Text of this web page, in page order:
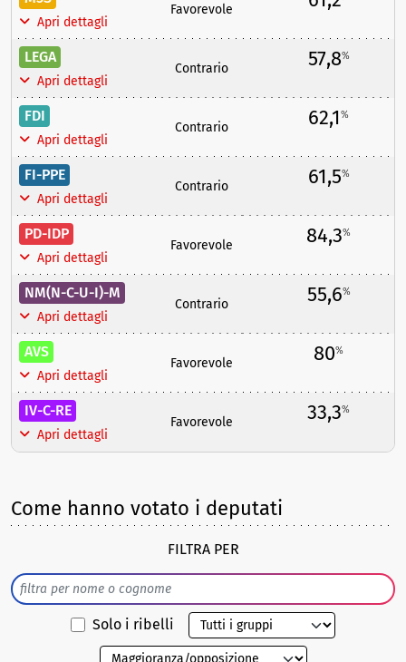
Apri dettagli
Favorevole
LEGA
Apri dettagli
Contrario 57,8%
FDI
Apri dettagli
Contrario 62,1%
FI-PPE
Apri dettagli
Contrario 61,5%
PD-IDP
Apri dettagli
Favorevole 84,3%
NM(N-C-U-I)-M
Apri dettagli
Contrario 55,6%
AVS
Apri dettagli
Favorevole 80%
IV-C-RE
Apri dettagli
Favorevole 33,3%
Come hanno votato i deputati
FILTRA PER
Solo i ribelli